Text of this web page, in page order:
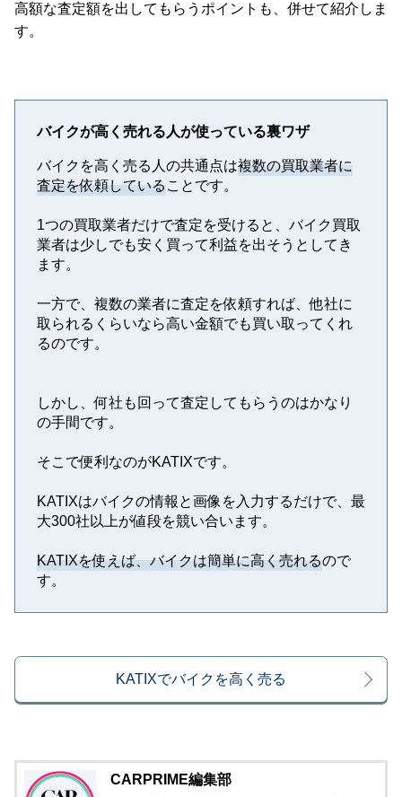
高額な査定額を出してもらうポイントも、併せて紹介しま
す。
バイクが高く売れる人が使っている裏ワザ
バイクを高く売る人の共通点は複数の買取業者に
査定を依頼していることです。
1つの買取業者だけで査定を受けると、バイク買取
業者は少しでも安く買って利益を出そうとしてき
ます。
一方で、複数の業者に査定を依頼すれば、他社に
取られるくらいなら高い金額でも買い取ってくれ
るのです。
しかし、何社も回って査定してもらうのはかなり
の手間です。
そこで便利なのがKATIXです。
KATIXはバイクの情報と画像を入力するだけで、最
大300社以上が値段を競い合います。
KATIXを使えば、バイクは簡単に高く売れるので
す。
KATIXでバイクを高く売る
CARPRIME編集部